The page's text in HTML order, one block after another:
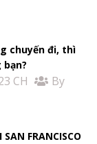
chuyến đi, thì
CH
By
FRANCISCO